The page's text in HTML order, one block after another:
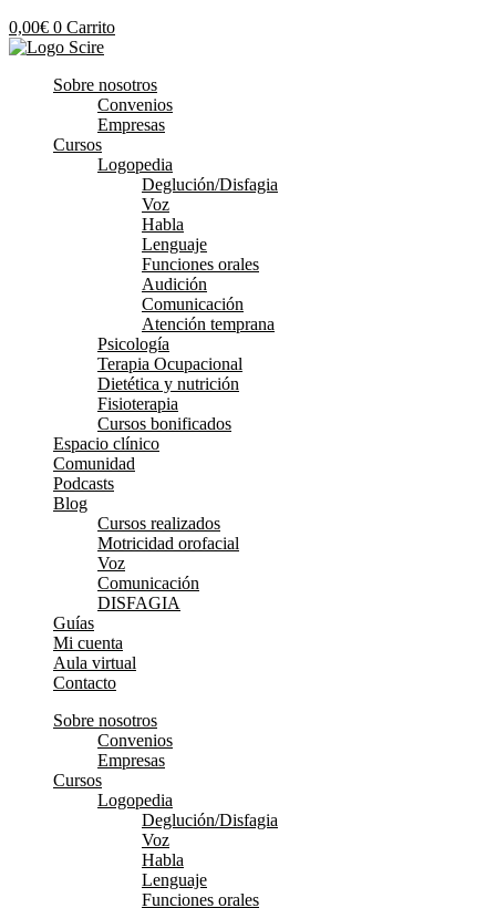
0,00€ 0 Carrito
Sobre nosotros
Convenios
Empresas
Cursos
Logopedia
Deglución/Disfagia
Voz
Habla
Lenguaje
Funciones orales
Audición
Comunicación
Atención temprana
Psicología
Terapia Ocupacional
Dietética y nutrición
Fisioterapia
Cursos bonificados
Espacio clínico
Comunidad
Podcasts
Blog
Cursos realizados
Motricidad orofacial
Voz
Comunicación
DISFAGIA
Guías
Mi cuenta
Aula virtual
Contacto
Sobre nosotros
Convenios
Empresas
Cursos
Logopedia
Deglución/Disfagia
Voz
Habla
Lenguaje
Funciones orales